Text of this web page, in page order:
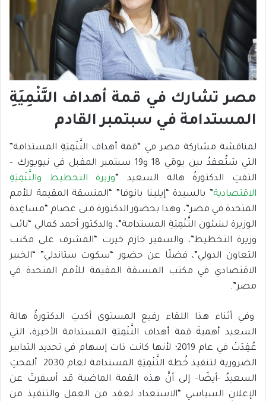
مصر تشارك في قمة أهداف التَّنْمِيَةِ
المستدامة في سبتمبر القادم
لمناقشة مشاركة مصر في “قمة أهداف التَّنْمِيَةِ المستدامة”
التي سَتُعقدُ بين يومَي 18 و19 سبتمبر المقبل في نيويورك –
التقتِ الدكتورةُ هالة السعيد “وزيرة التخطيط والتَّنْمِيَةِ
الاقتصادية” بالسيدة “إيلينا بانوفا” “المنسقة المقيمة للأمم
المتحدة في مصر”، وهذا بحضور الدكتورة منى عصام “مساعِدة
الوزيرة لشئون التَّنْمِيَةِ المستدامة”، والدكتور أحمد كمالي “نائب
وزيرة التخطيط”، والسفير حازم خيرت “المشرف على مكتب
التعاون الدولي”، فضلًا عن حضور “سكوت ستاندلي” “الخبير
الاقتصادي في مكتب المنسقة المقيمة للأمم المتحدة في
مصر”.
وفي أثناء هذا اللقاء رفيع المستوى أكدتِ الدكتورةُ هالة
السعيد أهميةَ قمة أهداف التَّنْمِيَةِ المستدامة الأخيرة، التي
عُقِدَتْ في عام 2019؛ لأنها كانت ذات إسهام في تحديد التدابير
الضرورية لتنفيذ خُطة التَّنْمِيَةِ المستدامة لعام 2030. ألمحتِ
السعيدُ -أيضًا- إلى أنَّ هذه القمة الماضية قد أسفرتْ عن
الإعلان السياسي “الاستعداد لعقد من العمل والتنفيذ من